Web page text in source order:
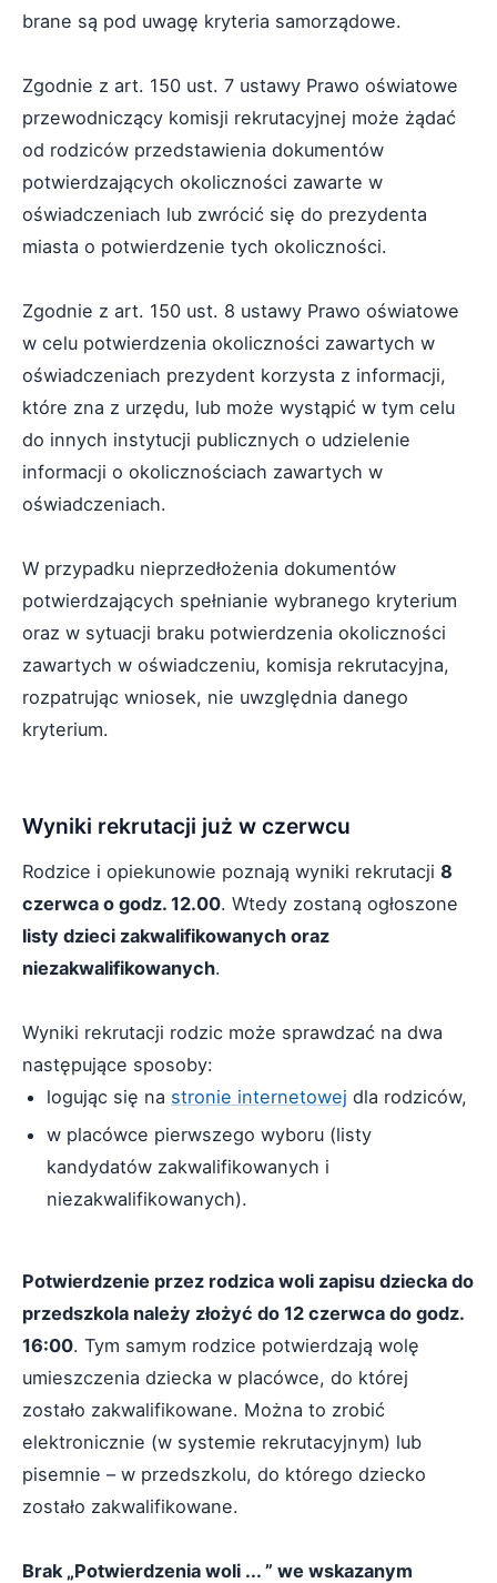
brane są pod uwagę kryteria samorządowe.
Zgodnie z art. 150 ust. 7 ustawy Prawo oświatowe
przewodniczący komisji rekrutacyjnej może żądać
od rodziców przedstawienia dokumentów
potwierdzających okoliczności zawarte w
oświadczeniach lub zwrócić się do prezydenta
miasta o potwierdzenie tych okoliczności.
Zgodnie z art. 150 ust. 8 ustawy Prawo oświatowe
w celu potwierdzenia okoliczności zawartych w
oświadczeniach prezydent korzysta z informacji,
które zna z urzędu, lub może wystąpić w tym celu
do innych instytucji publicznych o udzielenie
informacji o okolicznościach zawartych w
oświadczeniach.
W przypadku nieprzedłożenia dokumentów
potwierdzających spełnianie wybranego kryterium
oraz w sytuacji braku potwierdzenia okoliczności
zawartych w oświadczeniu, komisja rekrutacyjna,
rozpatrując wniosek, nie uwzględnia danego
kryterium.
Wyniki rekrutacji już w czerwcu
Rodzice i opiekunowie poznają wyniki rekrutacji 8
czerwca o godz. 12.00. Wtedy zostaną ogłoszone
listy dzieci zakwalifikowanych oraz
niezakwalifikowanych.
Wyniki rekrutacji rodzic może sprawdzać na dwa
następujące sposoby:
logując się na stronie internetowej dla rodziców,
w placówce pierwszego wyboru (listy
kandydatów zakwalifikowanych i
niezakwalifikowanych).
Potwierdzenie przez rodzica woli zapisu dziecka do
przedszkola należy złożyć do 12 czerwca do godz.
16:00. Tym samym rodzice potwierdzają wolę
umieszczenia dziecka w placówce, do której
zostało zakwalifikowane. Można to zrobić
elektronicznie (w systemie rekrutacyjnym) lub
pisemnie – w przedszkolu, do którego dziecko
zostało zakwalifikowane.
Brak „Potwierdzenia woli ... ” we wskazanym